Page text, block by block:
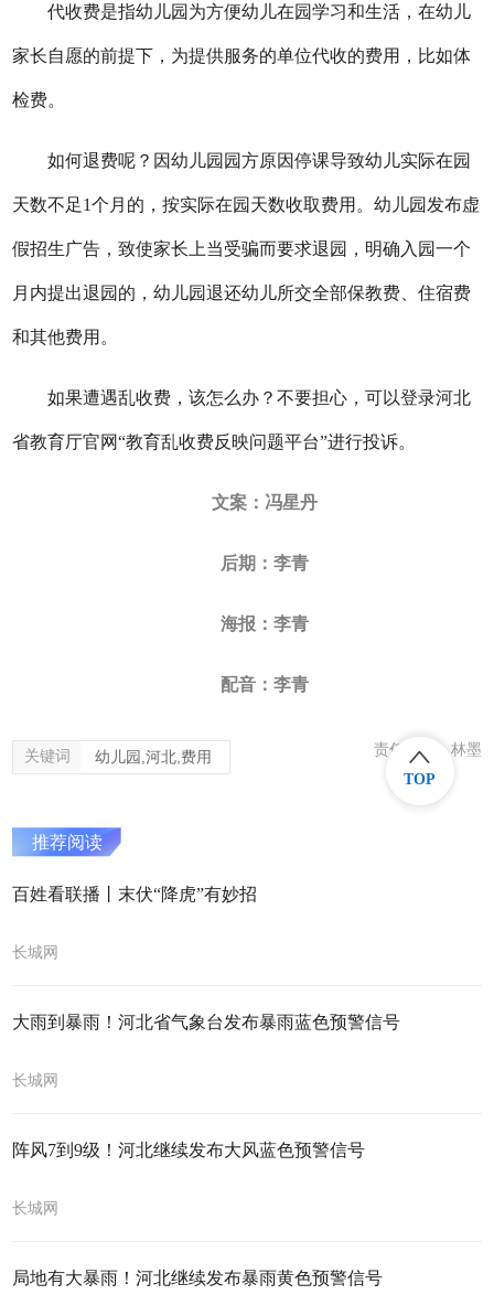
代收费是指幼儿园为方便幼儿在园学习和生活，在幼儿
家长自愿的前提下，为提供服务的单位代收的费用，比如体
检费。
如何退费呢？因幼儿园园方原因停课导致幼儿实际在园
天数不足1个月的，按实际在园天数收取费用。幼儿园发布虚
假招生广告，致使家长上当受骗而要求退园，明确入园一个
月内提出退园的，幼儿园退还幼儿所交全部保教费、住宿费
和其他费用。
如果遭遇乱收费，该怎么办？不要担心，可以登录河北
省教育厅官网“教育乱收费反映问题平台”进行投诉。
文案：冯星丹
后期：李青
海报：李青
配音： 李青
关键词 幼儿园,河北,费用 责任编辑：林墨
推荐阅读
百姓看联播丨末伏“降虎”有妙招
长城网
大雨到暴雨！河北省气象台发布暴雨蓝色预警信号
长城网
阵风7到9级！河北继续发布大风蓝色预警信号
长城网
局地有大暴雨！河北继续发布暴雨黄色预警信号
TOP